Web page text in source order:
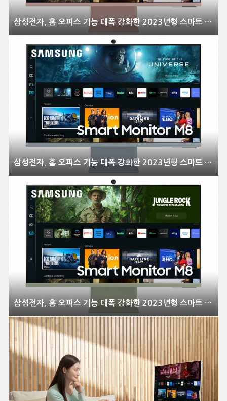
삼성전자, 홈 오피스 기능 대폭 강화한 2023년형 스마트 모니터 풀 라인업 출시
삼성전자, 홈 오피스 기능 대폭 강화한 2023년형 스마트 모니터 풀 라인업 출시
삼성전자, 홈 오피스 기능 대폭 강화한 2023년형 스마트 모니터 풀 라인업 출시